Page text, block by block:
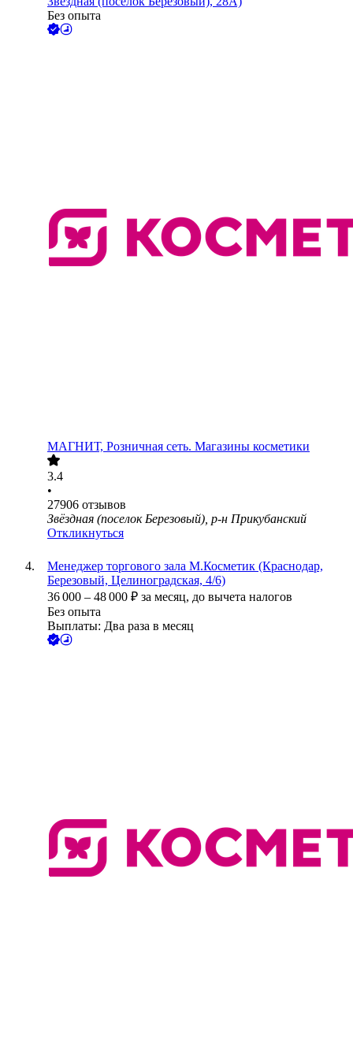
Без опыта
МАГНИТ, Розничная сеть. Магазины косметики
3.4
•
27906 отзывов
Звёздная (поселок Березовый), р-н Прикубанский
Откликнуться
Менеджер торгового зала М.Косметик (Краснодар,
Березовый, Целиноградская, 4/6)
36 000 – 48 000 ₽ за месяц, до вычета налогов
Без опыта
Выплаты: Два раза в месяц